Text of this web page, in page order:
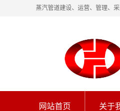
蒸汽管道建设、运营、管理、
网站首页 关于